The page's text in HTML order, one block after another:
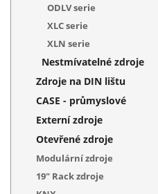
ODLV serie
XLC serie
XLN serie
Nestmívatelné zdroje
Zdroje na DIN lištu
CASE - průmyslové
Externí zdroje
Otevřené zdroje
Modulární zdroje
19" Rack zdroje